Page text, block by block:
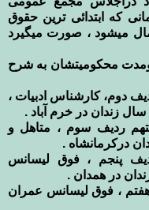
که ابتدائی ترین حقوق
میشود ، صورت میگیرد
ومدت محکومیتشان به شرح
ساله، متهم رديف دوم، كارشناس ادبيات ،
37ساله ، متهم رديف سوم ، متاهل و
متهم رديف پنجم ، فوق ليسانس
رديف هفتم ، فوق ليسانس عمران